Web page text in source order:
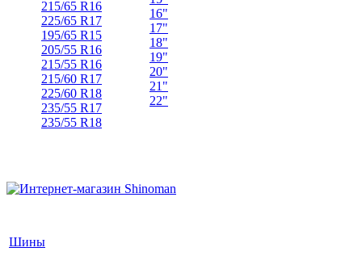
215/65 R16
225/65 R17
195/65 R15
205/55 R16
215/55 R16
215/60 R17
225/60 R18
235/55 R17
235/55 R18
16"
17"
18"
19"
20"
21"
22"
Шины